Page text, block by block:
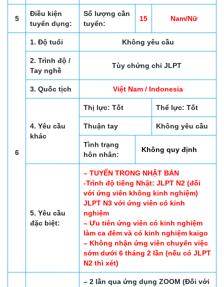
5
Điều kiện
tuyển dụng:
Số lượng cần
tuyển:
15 Nam/Nữ
6
1. Độ tuổi Không yêu cầu
2. Trình độ /
Tay nghề
Tùy chứng chỉ JLPT
3. Quốc tịch Việt Nam / Indonesia
4. Yêu cầu
khác
Thị lực: Tốt Thể lực: Tốt
Thuận tay Không yêu cầu
Tình trạng
hôn nhân:
Không quy định
5. Yêu cầu
đặc biệt:
– TUYỂN TRONG NHẬT BẢN
-Trình độ tiếng Nhật: JLPT N2 (đối
với ứng viên không kinh nghiệm)
JLPT N3 với ứng viên có kinh
nghiệm
– Ưu tiên ứng viên có kinh nghiệm
làm ca đêm và có kinh nghiệm kaigo
– Không nhận ứng viên chuyển việc
sớm dưới 6 tháng 2 lần (nếu có JLPT
N2 thì xét)
– 2 lần qua ứng dụng ZOOM (Đối với